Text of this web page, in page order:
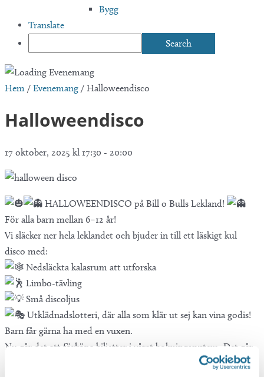
Bygg
Translate
Hem / Evenemang / Halloweendisco
Halloweendisco
17 oktober, 2025 kl 17:30 - 20:00
HALLOWEENDISCO på Bill o Bulls Lekland!
För alla barn mellan 6–12 år!
Vi släcker ner hela leklandet och bjuder in till ett läskigt kul
disco med:
Nedsläckta kalasrum att utforska
Limbo-tävling
Små discoljus
Utklädnadslotteri, där alla som klär ut sej kan vina godis!
Barn får gärna ha med en vuxen.
Nu går det att förköpa biljetter i vårat bokningssystem. Det går